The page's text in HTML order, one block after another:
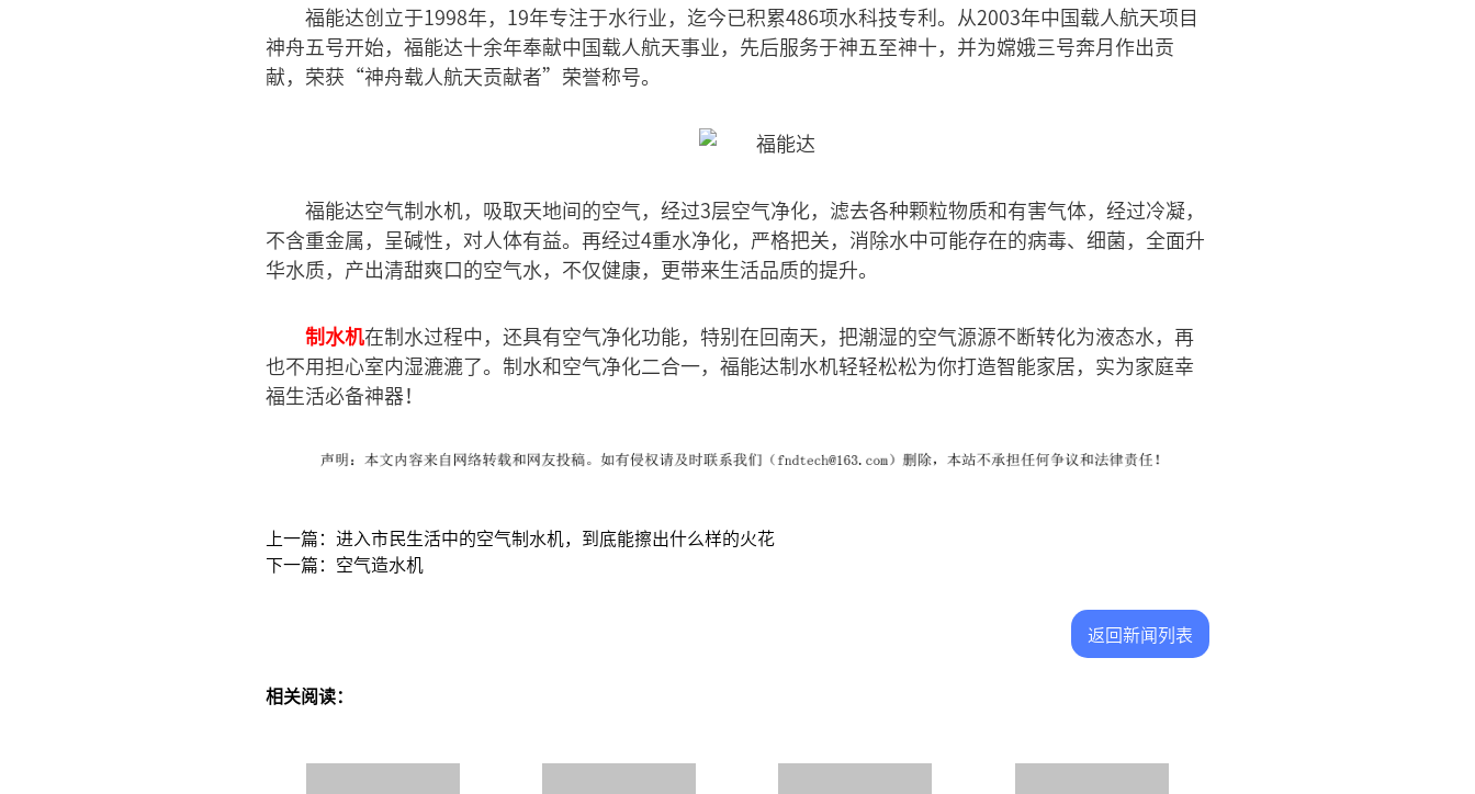
福能达创立于1998年，19年专注于水行业，迄今已积累486项水科技专利。从2003年中国载人航天项目
神舟五号开始，福能达十余年奉献中国载人航天事业，先后服务于神五至神十，并为嫦娥三号奔月作出贡
献，荣获“神舟载人航天贡献者”荣誉称号。
福能达空气制水机，吸取天地间的空气，经过3层空气净化，滤去各种颗粒物质和有害气体，经过冷凝，
不含重金属，呈碱性，对人体有益。再经过4重水净化，严格把关，消除水中可能存在的病毒、细菌，全面升
华水质，产出清甜爽口的空气水，不仅健康，更带来生活品质的提升。
制水机在制水过程中，还具有空气净化功能，特别在回南天，把潮湿的空气源源不断转化为液态水，再
也不用担心室内湿漉漉了。制水和空气净化二合一，福能达制水机轻轻松松为你打造智能家居，实为家庭幸
福生活必备神器！
上一篇：进入市民生活中的空气制水机，到底能擦出什么样的火花
下一篇：空气造水机
返回新闻列表
相关阅读：